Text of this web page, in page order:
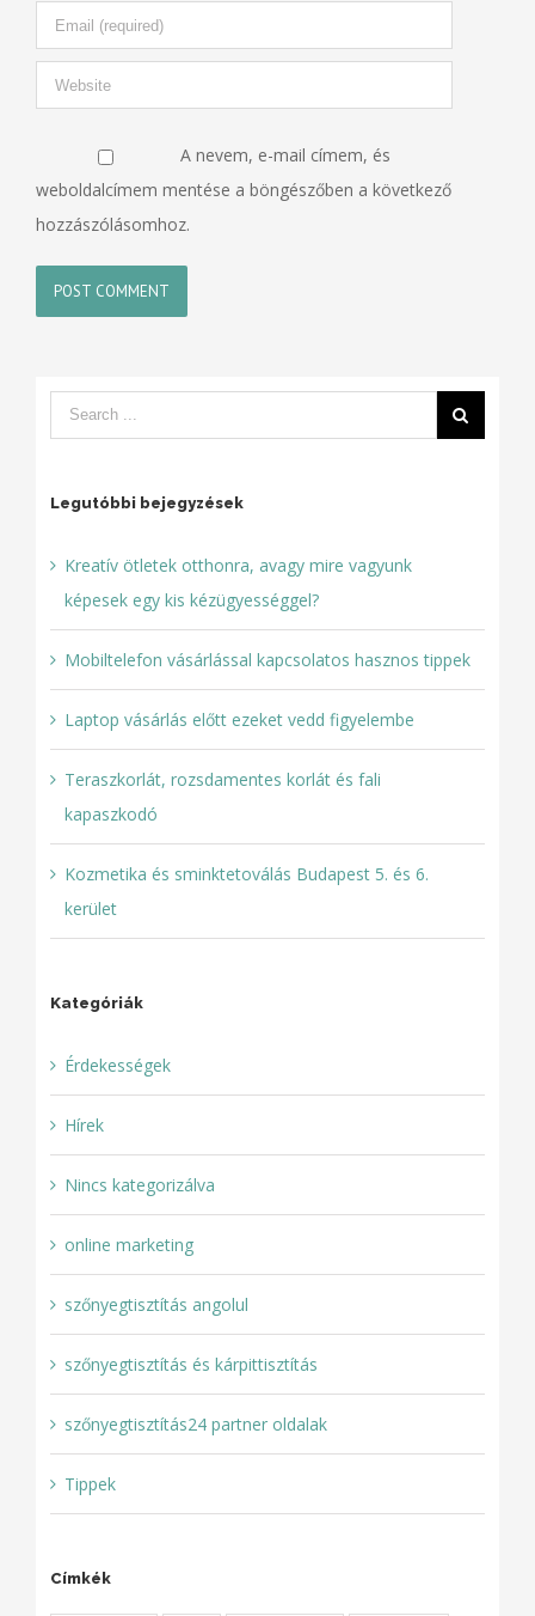
A nevem, e-mail címem, és
weboldalcímem mentése a böngészőben a következő
hozzászólásomhoz.
Legutóbbi bejegyzések
Kreatív ötletek otthonra, avagy mire vagyunk
képesek egy kis kézügyességgel?
Mobiltelefon vásárlással kapcsolatos hasznos tippek
Laptop vásárlás előtt ezeket vedd figyelembe
Teraszkorlát, rozsdamentes korlát és fali
kapaszkodó
Kozmetika és sminktetoválás Budapest 5. és 6.
kerület
Kategóriák
Érdekességek
Hírek
Nincs kategorizálva
online marketing
szőnyegtisztítás angolul
szőnyegtisztítás és kárpittisztítás
szőnyegtisztítás24 partner oldalak
Tippek
Címkék